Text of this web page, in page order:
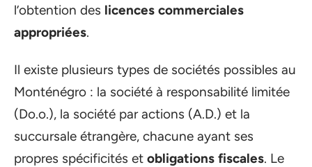
l’obtention des licences commerciales
appropriées.
Il existe plusieurs types de sociétés possibles au
Monténégro : la société à responsabilité limitée
(Do.o.), la société par actions (A.D.) et la
succursale étrangère, chacune ayant ses
propres spécificités et obligations fiscales. Le